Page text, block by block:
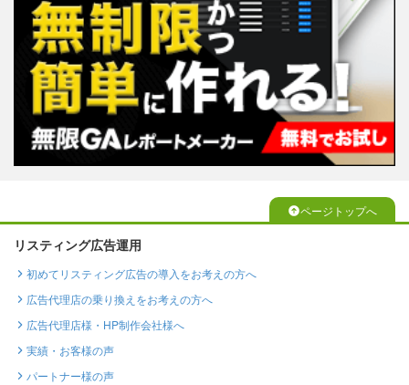
ページトップへ
リスティング広告運用
初めてリスティング広告の導入をお考えの方へ
広告代理店の乗り換えをお考えの方へ
広告代理店様・HP制作会社様へ
実績・お客様の声
パートナー様の声